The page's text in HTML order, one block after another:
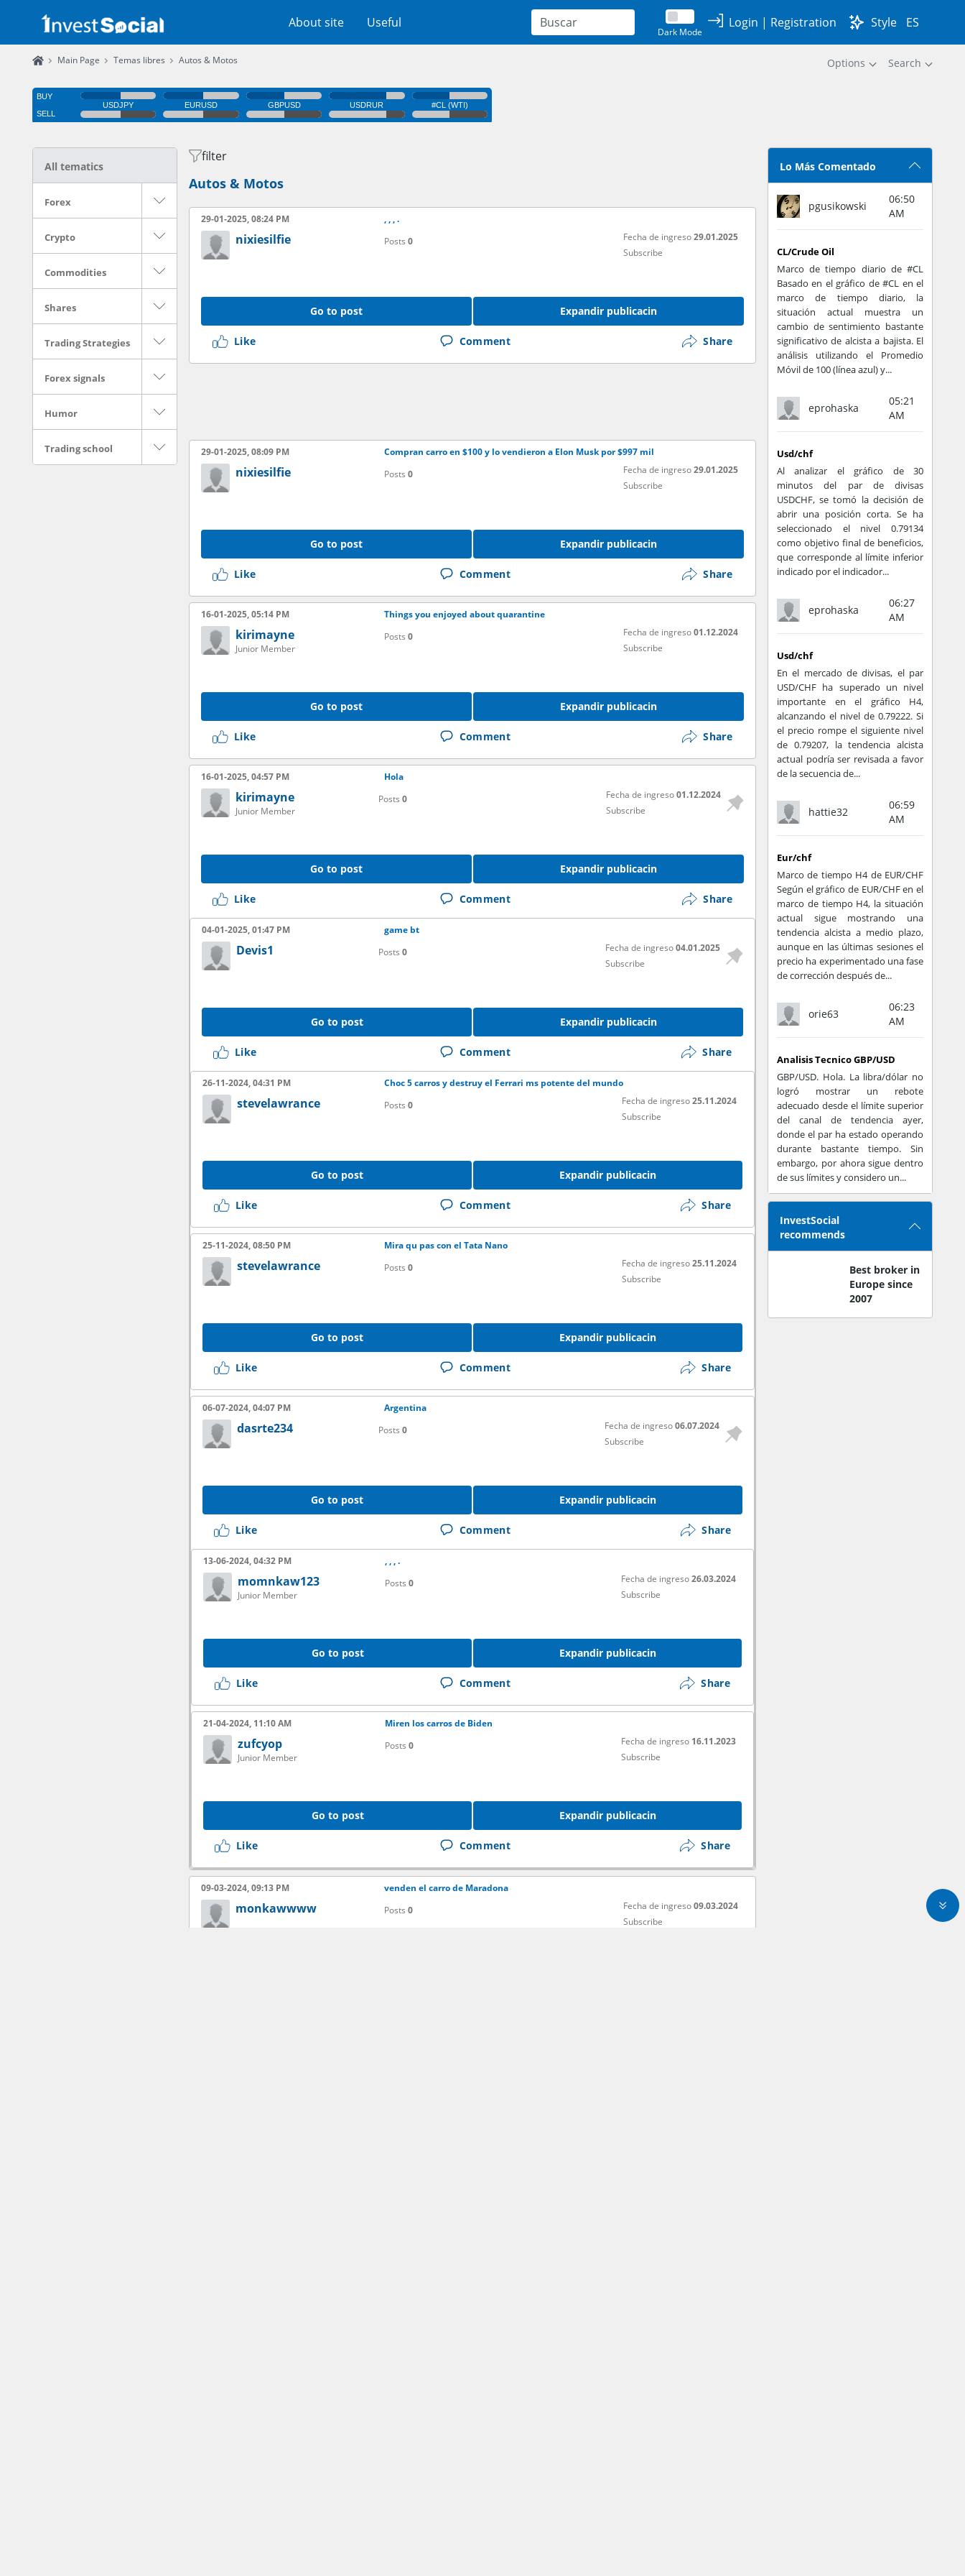
About site Useful
Dark Mode
Login | Registration Style ES
Main Page Temas libres Autos & Motos Options Search
All tematics
Forex
Crypto
Commodities
Shares
Trading Strategies
Forex signals
Humor
Trading school
filter
Autos & Motos
29-01-2025, 08:24 PM , , , .
nixiesilfie Posts 0 Fecha de ingreso29.01.2025
Subscribe
Go to post Expandir publicacin
Like Comment Share
29-01-2025, 08:09 PM Compran carro en $100 y lo vendieron a Elon Musk por $997 mil
nixiesilfie Posts 0 Fecha de ingreso29.01.2025
Subscribe
Go to post Expandir publicacin
Like Comment Share
16-01-2025, 05:14 PM Things you enjoyed about quarantine
kirimayne
Junior Member
Posts 0 Fecha de ingreso01.12.2024
Subscribe
Go to post Expandir publicacin
Like Comment Share
16-01-2025, 04:57 PM Hola
kirimayne
Junior Member
Posts 0 Fecha de ingreso01.12.2024
Subscribe
Go to post Expandir publicacin
Like Comment Share
04-01-2025, 01:47 PM game bt
Devis1 Posts 0 Fecha de ingreso04.01.2025
Subscribe
Go to post Expandir publicacin
Like Comment Share
26-11-2024, 04:31 PM Choc 5 carros y destruy el Ferrari ms potente del mundo
stevelawrance Posts0 Fecha de ingreso25.11.2024
Subscribe
Go to post Expandir publicacin
Like Comment Share
25-11-2024, 08:50 PM Mira qu pas con el Tata Nano
stevelawrance Posts0 Fecha de ingreso25.11.2024
Subscribe
Go to post Expandir publicacin
Like Comment Share
06-07-2024, 04:07 PM Argentina
dasrte234 Posts0 Fecha de ingreso06.07.2024
Subscribe
Go to post Expandir publicacin
Like Comment Share
13-06-2024, 04:32 PM , , , .
momnkaw123
Junior Member
Posts 0 Fecha de ingreso26.03.2024
Subscribe
Go to post Expandir publicacin
Like Comment Share
21-04-2024, 11:10 AM Miren los carros de Biden
zufcyop
Junior Member
Posts 0 Fecha de ingreso 16.11.2023
Subscribe
Go to post Expandir publicacin
Like Comment Share
09-03-2024, 09:13 PM venden el carro de Maradona
monkawwww Posts 0 Fecha de ingreso09.03.2024
Subscribe
Lo Más Comentado
pgusikowski
06:50
AM
CL/Crude Oil
Marco de tiempo diario de #CL
Basado en el gráfico de #CL en el
marco de tiempo diario, la
situación actual muestra un
cambio de sentimiento bastante
significativo de alcista a bajista. El
análisis utilizando el Promedio
Móvil de 100 (línea azul) y...
eprohaska
05:21
AM
Usd/chf
Al analizar el gráfico de 30
minutos del par de divisas
USDCHF, se tomó la decisión de
abrir una posición corta. Se ha
seleccionado el nivel 0.79134
como objetivo final de beneficios,
que corresponde al límite inferior
indicado por el indicador...
eprohaska
06:27
AM
Usd/chf
En el mercado de divisas, el par
USD/CHF ha superado un nivel
importante en el gráfico H4,
alcanzando el nivel de 0.79222. Si
el precio rompe el siguiente nivel
de 0.79207, la tendencia alcista
actual podría ser revisada a favor
de la secuencia de...
hattie32
06:59
AM
Eur/chf
Marco de tiempo H4 de EUR/CHF
Según el gráfico de EUR/CHF en el
marco de tiempo H4, la situación
actual sigue mostrando una
tendencia alcista a medio plazo,
aunque en las últimas sesiones el
precio ha experimentado una fase
de corrección después de...
orie63
06:23
AM
Analisis Tecnico GBP/USD
GBP/USD. Hola. La libra/dólar no
logró mostrar un rebote
adecuado desde el límite superior
del canal de tendencia ayer,
donde el par ha estado operando
durante bastante tiempo. Sin
embargo, por ahora sigue dentro
de sus límites y considero un...
InvestSocial
recommends
Best broker in
Europe since
2007